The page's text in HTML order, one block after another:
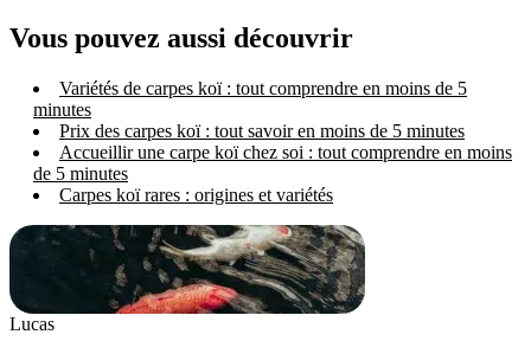
Vous pouvez aussi découvrir
Variétés de carpes koï : tout comprendre en moins de 5
minutes
Prix des carpes koï : tout savoir en moins de 5 minutes
Accueillir une carpe koï chez soi : tout comprendre en moins
de 5 minutes
Carpes koï rares : origines et variétés
Lucas